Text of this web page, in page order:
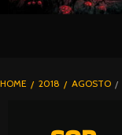
HOME 2018 AGOSTO